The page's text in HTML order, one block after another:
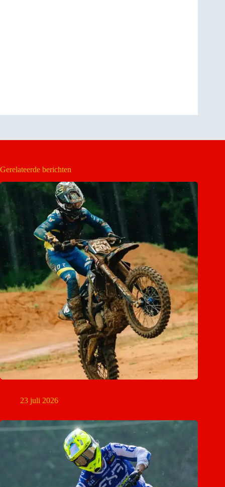
Gerelateerde berichten
23 juli 2026